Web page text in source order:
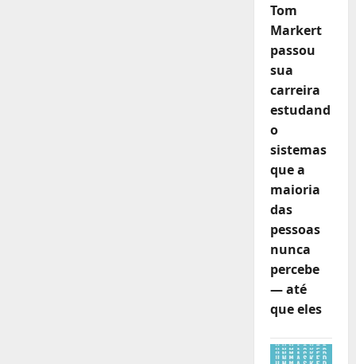
Tom
Markert
passou
sua
carreira
estudand
o
sistemas
que a
maioria
das
pessoas
nunca
percebe
— até
que eles